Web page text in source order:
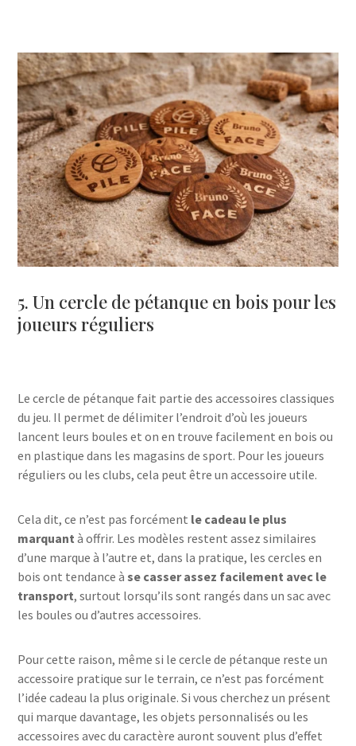
5. Un cercle de pétanque en bois pour les
joueurs réguliers
Le cercle de pétanque fait partie des accessoires classiques
du jeu. Il permet de délimiter l’endroit d’où les joueurs
lancent leurs boules et on en trouve facilement en bois ou
en plastique dans les magasins de sport. Pour les joueurs
réguliers ou les clubs, cela peut être un accessoire utile.
Cela dit, ce n’est pas forcément le cadeau le plus
marquant à offrir. Les modèles restent assez similaires
d’une marque à l’autre et, dans la pratique, les cercles en
bois ont tendance àse casser assez facilement avec le
transport, surtout lorsqu’ils sont rangés dans un sac avec
les boules ou d’autres accessoires.
Pour cette raison, même si le cercle de pétanque reste un
accessoire pratique sur le terrain, ce n’est pas forcément
l’idée cadeau la plus originale. Si vous cherchez un présent
qui marque davantage, les objets personnalisés ou les
accessoires avec du caractère auront souvent plus d’effet